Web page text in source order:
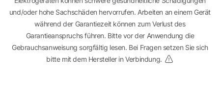
und/oder hohe Sachschäden hervorrufen. Arbeiten an einem Gerät
während der Garantiezeit können zum Verlust des
Garantieanspruchs führen. Bitte vor der Anwendung die
Gebrauchsanweisung sorgfältig lesen. Bei Fragen setzen Sie sich
bitte mit dem Hersteller in Verbindung.